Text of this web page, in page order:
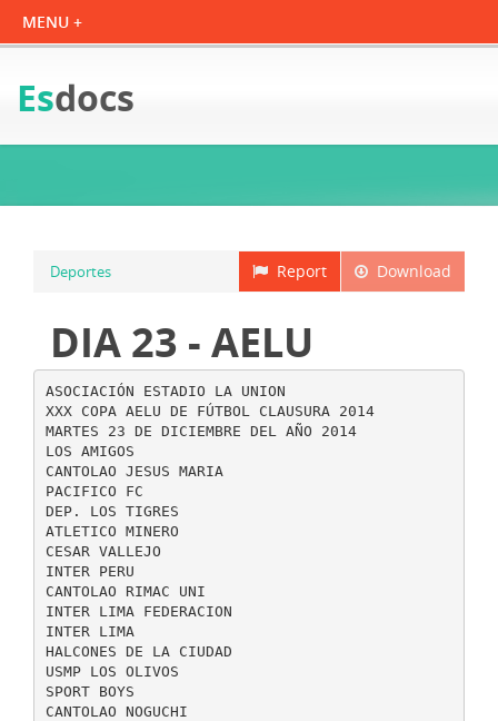
Esdocs
Download
Report
Deportes
DIA 23 - AELU
ASOCIACIÓN ESTADIO LA UNION
XXX COPA AELU DE FÚTBOL CLAUSURA 2014
MARTES 23 DE DICIEMBRE DEL AÑO 2014
LOS AMIGOS
CANTOLAO JESUS MARIA
PACIFICO FC
DEP. LOS TIGRES
ATLETICO MINERO
CESAR VALLEJO
INTER PERU
CANTOLAO RIMAC UNI
INTER LIMA FEDERACION
INTER LIMA
HALCONES DE LA CIUDAD
USMP LOS OLIVOS
SPORT BOYS
CANTOLAO NOGUCHI